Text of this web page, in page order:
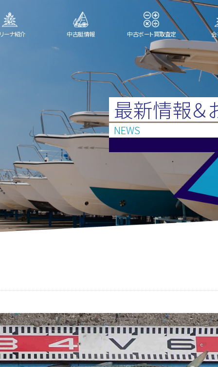
ーナ紹介 中古艇情報 中古ボート買取査定
最新情報＆
NEWS